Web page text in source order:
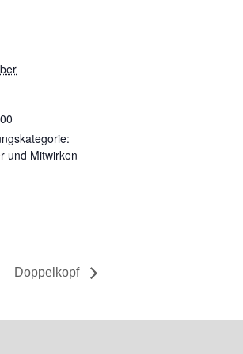
und Mitwirken
Doppelkopf